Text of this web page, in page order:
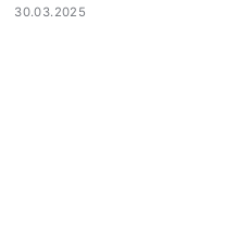
30.03.2025